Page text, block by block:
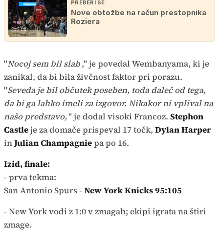
PREBERI ŠE
Nove obtožbe na račun prestopnika
Roziera
"Nocoj sem bil slab," je povedal Wembanyama, ki je
zanikal, da bi bila živčnost faktor pri porazu.
"Seveda je bil občutek poseben, toda daleč od tega,
da bi ga lahko imeli za izgovor. Nikakor ni vplival na
našo predstavo," je dodal visoki Francoz. Stephon
Castleje za domače prispeval 17 točk, Dylan Harper
inJulian Champagniepa po 16.
Izid, finale:
- prva tekma:
San Antonio Spurs - New York Knicks 95:105
- New York vodi z 1:0 v zmagah; ekipi igrata na štiri
zmage.